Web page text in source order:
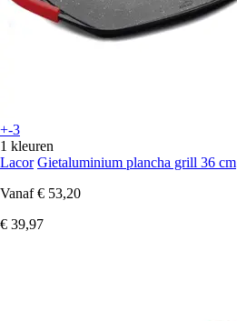
+-3
1 kleuren
Lacor Gietaluminium plancha grill 36 cm
Vanaf € 53,20
€ 39,97